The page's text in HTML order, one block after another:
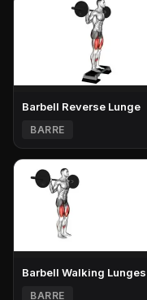
Barbell Reverse Lunge
BARRE
Barbell Walking Lunges
BARRE